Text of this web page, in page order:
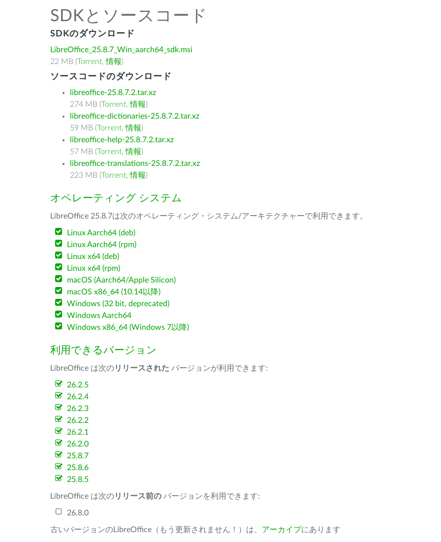
SDKとソースコード
SDKのダウンロード
LibreOffice_25.8.7_Win_aarch64_sdk.msi
22 MB (Torrent,情報)
ソースコードのダウンロード
libreoffice-25.8.7.2.tar.xz
274 MB (Torrent,情報)
libreoffice-dictionaries-25.8.7.2.tar.xz
59 MB (Torrent,情報)
libreoffice-help-25.8.7.2.tar.xz
57 MB (Torrent,情報)
libreoffice-translations-25.8.7.2.tar.xz
223 MB (Torrent,情報)
オペレーティング システム
LibreOffice 25.8.7は次のオペレーティング・システム/アーキテクチャーで利用できます。
Linux Aarch64 (deb)
Linux Aarch64 (rpm)
Linux x64 (deb)
Linux x64 (rpm)
macOS (Aarch64/Apple Silicon)
macOS x86_64 (10.14以降)
Windows (32 bit, deprecated)
Windows Aarch64
Windows x86_64 (Windows 7以降)
利用できるバージョン
LibreOffice は次のリリースされた バージョンが利用できます:
26.2.5
26.2.4
26.2.3
26.2.2
26.2.1
26.2.0
25.8.7
25.8.6
25.8.5
LibreOffice は次のリリース前の バージョンを利用できます:
26.8.0
古いバージョンのLibreOffice（もう更新されません！）は、 アーカイブにあります